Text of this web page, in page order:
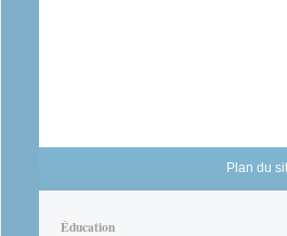
Plan du
Éducation